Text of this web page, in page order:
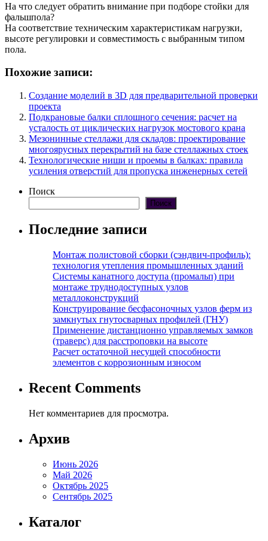
На что следует обратить внимание при подборе стойки для
фальшпола?
На соответствие техническим характеристикам нагрузки,
высоте регулировки и совместимость с выбранным типом
пола.
Похожие записи:
Создание моделий в 3D для предварительной проверки
проекта
Подкрановые балки сплошного сечения: расчет на
усталость от циклических нагрузок мостового крана
Мезонинные стеллажи для складов: проектирование
многоярусных перекрытий на базе стеллажных стоек
Технологические ниши и проемы в балках: правила
усиления отверстий для пропуска инженерных сетей
Поиск
Поиск
Последние записи
Монтаж полистовой сборки (сэндвич-профиль):
технология утепления промышленных зданий
Системы канатного доступа (промальп) при
монтаже труднодоступных узлов
металлоконструкций
Конструирование бесфасоночных узлов ферм из
замкнутых гнутосварных профилей (ГНУ)
Применение дистанционно управляемых замков
(траверс) для расстроповки на высоте
Расчет остаточной несущей способности
элементов с коррозионным износом
Recent Comments
Нет комментариев для просмотра.
Архив
Июнь 2026
Май 2026
Октябрь 2025
Сентябрь 2025
Каталог